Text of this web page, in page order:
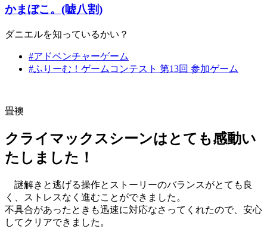
かまぼこ。(嘘八割)
ダニエルを知っているかい？
#アドベンチャーゲーム
#ふりーむ！ゲームコンテスト 第13回 参加ゲーム
畳襖
クライマックスシーンはとても感動い
たしました！
謎解きと逃げる操作とストーリーのバランスがとても良
く、ストレスなく進むことができました。
不具合があったときも迅速に対応なさってくれたので、安心
してクリアできました。